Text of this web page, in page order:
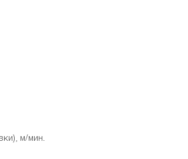
м/мин.